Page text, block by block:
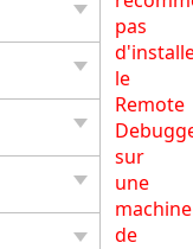
pas
le
Remote
sur
une
machine
de